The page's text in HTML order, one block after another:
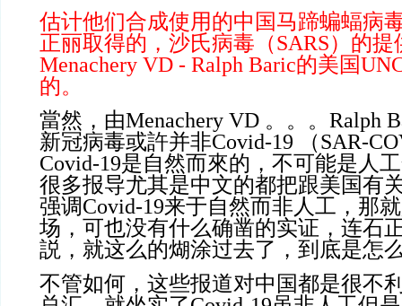
估计他们合成使用的中国马蹄蝙蝠病
正丽取得的，沙氏病毒（SARS）的
Menachery VD - Ralph Baric的美国
的。
當然，由Menachery VD 。。。Ralph
新冠病毒或許并非Covid-19 （SAR-
Covid-19是自然而來的，不可能是人
很多报导尤其是中文的都把跟美国有
强调Covid-19来于自然而非人工，那
场，可也没有什么确凿的实证，连石
説，就这么的煳涂过去了，到底是怎
不管如何，这些报道对中国都是很不